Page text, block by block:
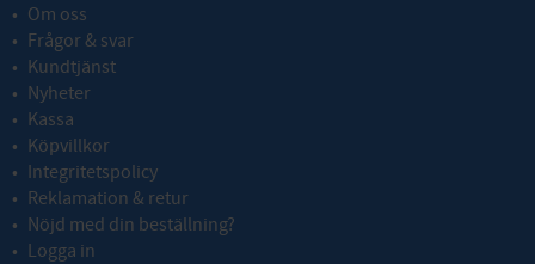
Om oss
Frågor & svar
Kundtjänst
Nyheter
Kassa
Köpvillkor
Integritetspolicy
Reklamation & retur
Nöjd med din beställning?
Logga in